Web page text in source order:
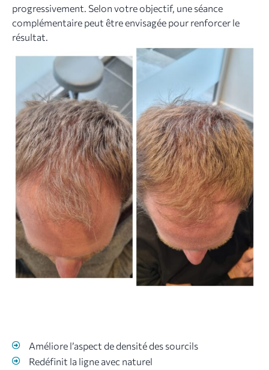
progressivement. Selon votre objectif, une séance
complémentaire peut être envisagée pour renforcer le
résultat.
Améliore l’aspect de densité des sourcils
Redéfinit la ligne avec naturel